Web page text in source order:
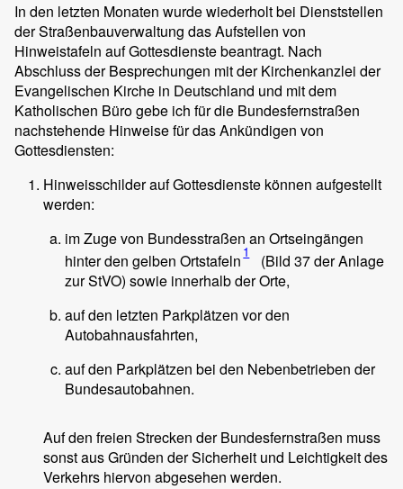
In den letzten Monaten wurde wiederholt bei Dienststellen
der Straßenbauverwaltung das Aufstellen von
Hinweistafeln auf Gottesdienste beantragt. Nach
Abschluss der Besprechungen mit der Kirchenkanzlei der
Evangelischen Kirche in Deutschland und mit dem
Katholischen Büro gebe ich für die Bundesfernstraßen
nachstehende Hinweise für das Ankündigen von
Gottesdiensten:
Hinweisschilder auf Gottesdienste können aufgestellt
werden:
im Zuge von Bundesstraßen an Ortseingängen
hinter den gelben Ortstafeln 1
(Bild 37 der Anlage
zur StVO) sowie innerhalb der Orte,
auf den letzten Parkplätzen vor den
Autobahnausfahrten,
auf den Parkplätzen bei den Nebenbetrieben der
Bundesautobahnen.
Auf den freien Strecken der Bundesfernstraßen muss
sonst aus Gründen der Sicherheit und Leichtigkeit des
Verkehrs hiervon abgesehen werden.